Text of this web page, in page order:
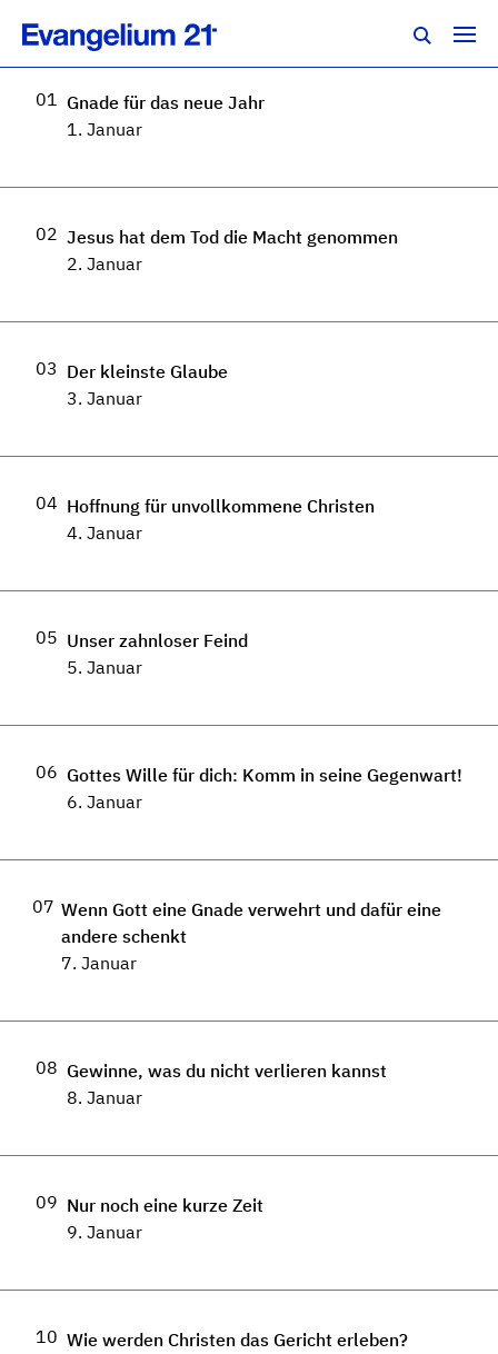
Solid Joys
01 Gnade für das neue Jahr
1. Januar
02 Jesus hat dem Tod die Macht genommen
2. Januar
03 Der kleinste Glaube
3. Januar
04 Hoffnung für unvollkommene Christen
4. Januar
05 Unser zahnloser Feind
5. Januar
06 Gottes Wille für dich: Komm in seine Gegenwart!
6. Januar
07 Wenn Gott eine Gnade verwehrt und dafür eine
andere schenkt
7. Januar
08 Gewinne, was du nicht verlieren kannst
8. Januar
09 Nur noch eine kurze Zeit
9. Januar
10 Wie werden Christen das Gericht erleben?